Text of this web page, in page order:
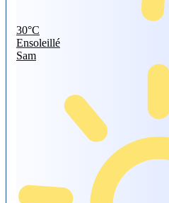
30°C
Ensoleillé
Sam